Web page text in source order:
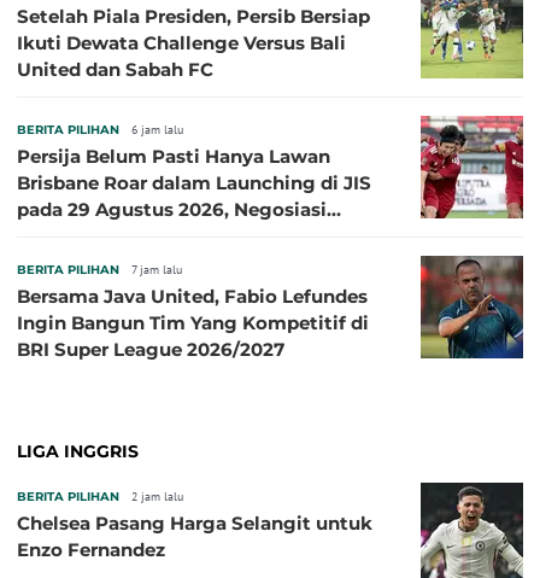
Setelah Piala Presiden, Persib Bersiap
Ikuti Dewata Challenge Versus Bali
United dan Sabah FC
BERITA PILIHAN 6 jam lalu
Persija Belum Pasti Hanya Lawan
Brisbane Roar dalam Launching di JIS
pada 29 Agustus 2026, Negosiasi
BERITA PILIHAN 7 jam lalu
Bersama Java United, Fabio Lefundes
Ingin Bangun Tim Yang Kompetitif di
BRI Super League 2026/2027
LIGA INGGRIS
BERITA PILIHAN 2 jam lalu
Chelsea Pasang Harga Selangit untuk
Enzo Fernandez